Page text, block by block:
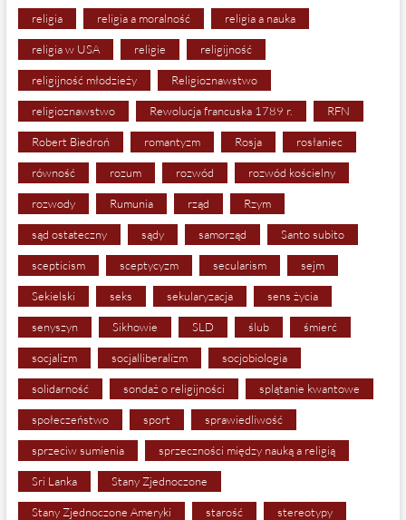
religia religia a moralność religia a nauka
religia w USA religie religijność
religijność młodzieży Religioznawstwo
religioznawstwo Rewolucja francuska 1789 r. RFN
Robert Biedroń romantyzm Rosja rosłaniec
równość rozum rozwód rozwód kościelny
rozwody Rumunia rząd Rzym
sąd ostateczny sądy samorząd Santo subito
scepticism sceptycyzm secularism sejm
Sekielski seks sekularyzacja sens życia
senyszyn Sikhowie SLD ślub śmierć
socjalizm socjalliberalizm socjobiologia
solidarność sondaż o religijności splątanie kwantowe
społeczeństwo sport sprawiedliwość
sprzeciw sumienia sprzeczności między nauką a religią
Sri Lanka Stany Zjednoczone
Stany Zjednoczone Ameryki starość stereotypy